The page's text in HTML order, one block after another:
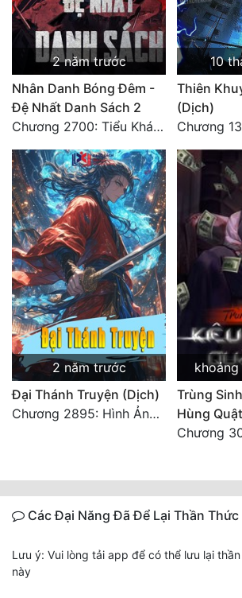
Tính Cách Nhân Vật :
Sát Phạt Quyết Đoán
Vô Sỉ
Điềm Đạm
2 năm trước
Nhân Danh Bóng Đêm -
Đệ Nhất Danh Sách 2
Chương 2700: Tiểu Khánh Trần
10
Thiên
(Dịch)
2 năm trước
Đại Thánh Truyện (Dịch)
Chương 2895: Hình Ảnh Ở Kiếp Trước
Trùng
Hùng
Chương
Các Đại Năng Đã Để Lại Thần Thức
Lưu ý: Vui lòng tải app để có thể lưu lại
này